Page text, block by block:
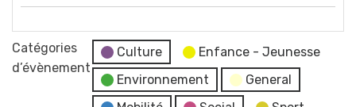
services
municipaux
France
Services
Catégories
d’évènement
Culture
Enfance - Jeunesse
Environnement
General